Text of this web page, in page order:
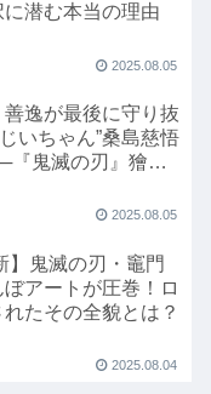
潜む本当の理由
2025.08.05
善逸が最後に守り抜
いちゃん”桑島慈悟
『鬼滅の刃』獪岳
2025.08.05
】鬼滅の刃・竈門
アートが圧巻！ロ
たその全貌とは？
2025.08.04